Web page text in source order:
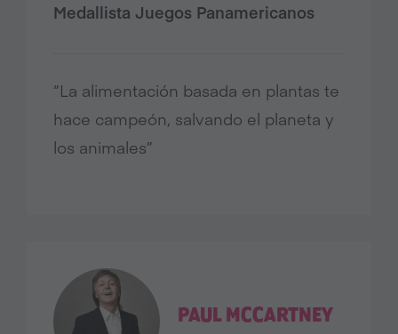
Medallista Juegos Panamericanos
“La alimentación basada en plantas te
hace campeón, salvando el planeta y
los animales”
PAUL MCCARTNEY